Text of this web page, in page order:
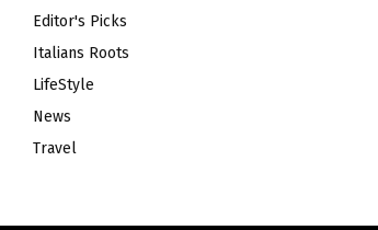
Editor's Picks
Italians Roots
LifeStyle
News
Travel